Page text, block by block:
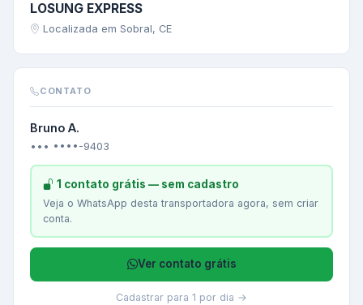
LOSUNG EXPRESS
Localizada em Sobral, CE
CONTATO
Bruno A.
••• ••••-9403
1 contato grátis — sem cadastro
Veja o WhatsApp desta transportadora agora, sem criar
conta.
Ver contato grátis
Cadastrar para 1 por dia →